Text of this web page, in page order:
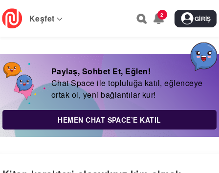
Skip
to
main
Keşfet 2 GIRIŞ
Paylaş, Sohbet Et, Eğlen!
Chat Space ile topluluğa katıl, eğlenceye
ortak ol, yeni bağlantılar kur!
HEMEN CHAT SPACE’E KATIL